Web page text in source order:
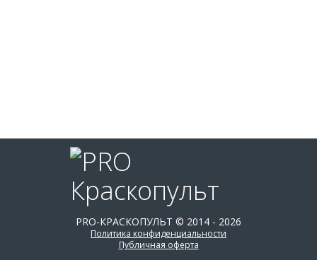
PRO-КРАСКОПУЛЬТ © 2014 - 2026
Политика конфиденциальности
Публичная оферта